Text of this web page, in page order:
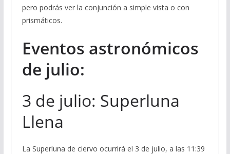
pero podrás ver la conjunción a simple vista o con
prismáticos.
Eventos astronómicos
de julio:
3 de julio: Superluna
Llena
La Superluna de ciervo ocurrirá el 3 de julio, a las 11:39